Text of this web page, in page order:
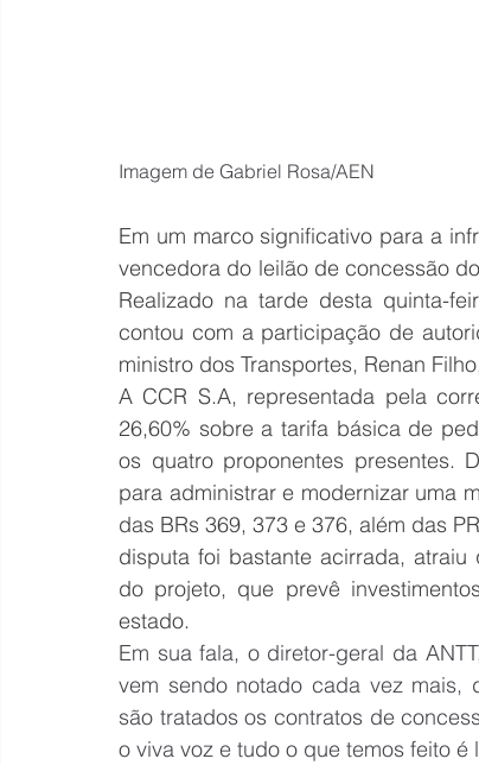
Imagem de Gabriel Rosa/AEN
Em um marco significativo para a
vencedora do leilão de concessão
Realizado na tarde desta quinta-
contou com a participação de
ministro dos Transportes, Renan
A CCR S.A, representada pela
26,60% sobre a tarifa básica de
os quatro proponentes presentes.
para administrar e modernizar uma
das BRs 369, 373 e 376, além das
disputa foi bastante acirrada,
do projeto, que prevê
estado.
Em sua fala, o diretor-geral da
vem sendo notado cada vez mais,
são tratados os contratos de
o viva voz e tudo o que temos feito